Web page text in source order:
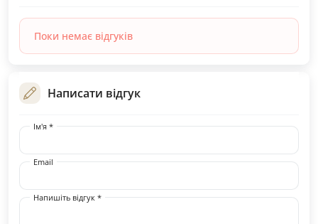
Поки немає відгуків
Написати відгук
Ім'я *
Email
Напишіть відгук *